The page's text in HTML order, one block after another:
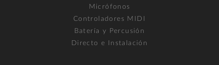
Micrófonos
Controladores MIDI
Batería y Percusión
Directo e Instalación